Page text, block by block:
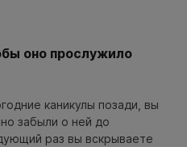
оно прослужило
каникулы позади, вы
забыли о ней до
раз вы вскрываете